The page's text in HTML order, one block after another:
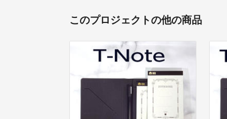
このプロジェクトの他の商品